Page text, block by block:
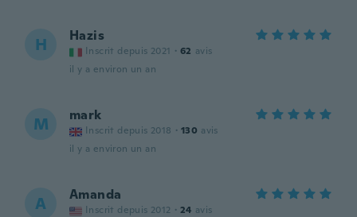
H Hazis
Inscrit depuis 2021 · 62 avis
il y a environ un an
M mark
Inscrit depuis 2018 · 130 avis
il y a environ un an
A Amanda
Inscrit depuis 2012 · 24 avis